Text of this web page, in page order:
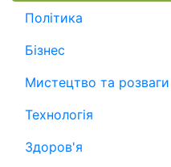
Політика
Бізнес
Мистецтво та розваги
Технологія
Здоров'я